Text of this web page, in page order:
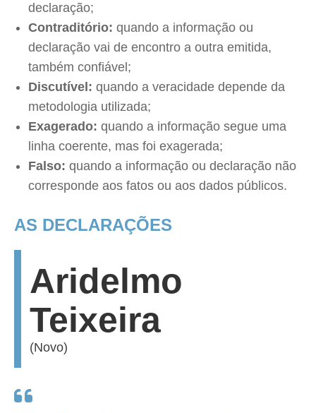
declaração;
Contraditório: quando a informação ou
declaração vai de encontro a outra emitida,
também confiável;
Discutível: quando a veracidade depende da
metodologia utilizada;
Exagerado: quando a informação segue uma
linha coerente, mas foi exagerada;
Falso: quando a informação ou declaração não
corresponde aos fatos ou aos dados públicos.
AS DECLARAÇÕES
Aridelmo
Teixeira
(Novo)